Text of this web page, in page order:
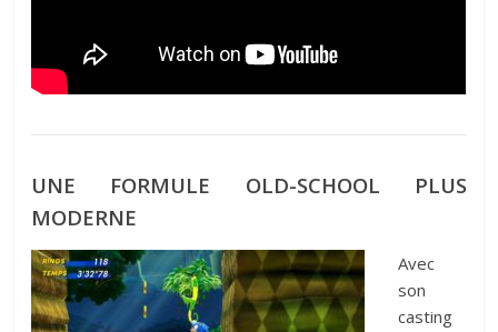
UNE FORMULE OLD-SCHOOL PLUS
MODERNE
Avec
son
casting